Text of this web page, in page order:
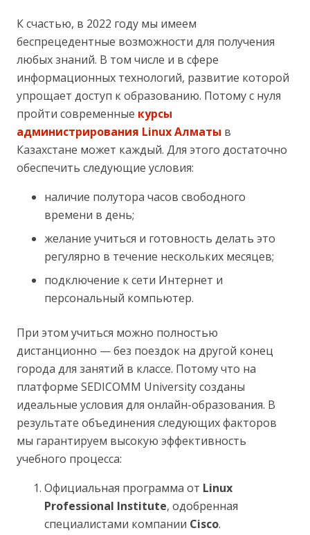
К счастью, в 2022 году мы имеем
беспрецедентные возможности для получения
любых знаний. В том числе и в сфере
информационных технологий, развитие которой
упрощает доступ к образованию. Потому с нуля
пройти современные курсы
администрирования Linux Алматы в
Казахстане может каждый. Для этого достаточно
обеспечить следующие условия:
наличие полутора часов свободного
времени в день;
желание учиться и готовность делать это
регулярно в течение нескольких месяцев;
подключение к сети Интернет и
персональный компьютер.
При этом учиться можно полностью
дистанционно — без поездок на другой конец
города для занятий в классе. Потому что на
платформе SEDICOMM University созданы
идеальные условия для онлайн-образования. В
результате объединения следующих факторов
мы гарантируем высокую эффективность
учебного процесса:
Официальная программа от Linux
Professional Institute, одобренная
специалистами компании Cisco.